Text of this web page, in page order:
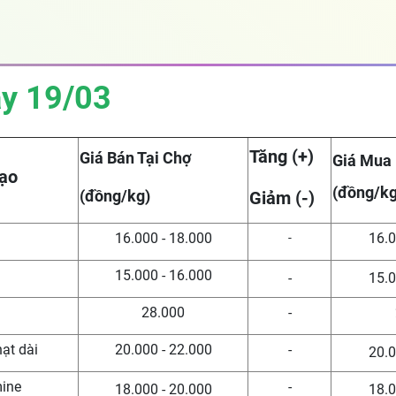
19/03
Giá Bán Tại Chợ
(đồng/kg)
Tăng (+)
Giảm (-)
Giá Mua
(đồng/
16.000 - 18.000 -
15.000 - 16.000 -
28.000 -
dài 20.000 - 22.000 -
18.000 - 20.000 -